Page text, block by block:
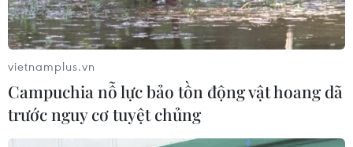
nhất trí thành lập hai nhóm làm việc, trong đó một nhóm
sẽ xem xét các biện pháp kiểm soát vũ khí.
vietnamplus.vn
Campuchia nỗ lực bảo tồn động vật hoang dã
trước nguy cơ tuyệt chủng